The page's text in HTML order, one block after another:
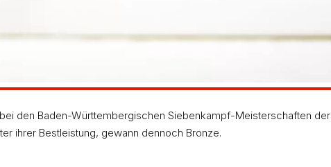
den Baden-Württembergischen Siebenkampf-Meisterschaften der
ihrer Bestleistung, gewann dennoch Bronze.